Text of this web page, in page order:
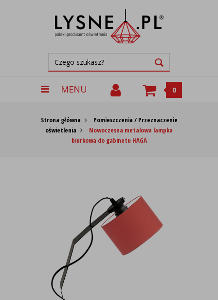
MENU 0
Strona główna
Pomieszczenia / Przeznaczenie
oświetlenia
Nowoczesna metalowa lampka
biurkowa do gabinetu HAGA